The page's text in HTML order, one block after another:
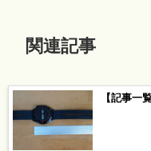
関連記事
【記事一